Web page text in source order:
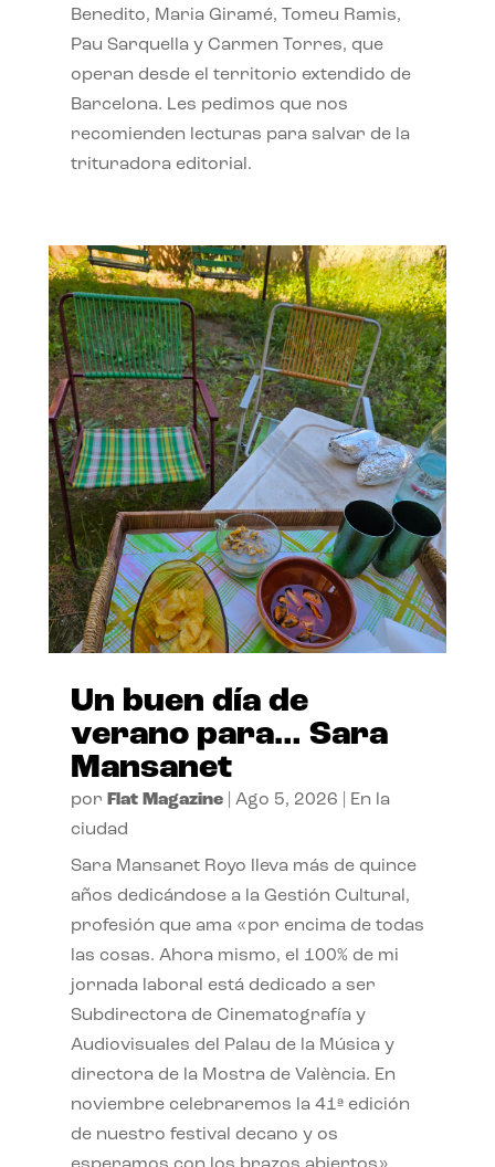
Benedito, Maria Giramé, Tomeu Ramis,
Pau Sarquella y Carmen Torres, que
operan desde el territorio extendido de
Barcelona. Les pedimos que nos
recomienden lecturas para salvar de la
trituradora editorial.
Un buen día de
verano para… Sara
Mansanet
por Flat Magazine| Ago 5, 2026
En la
ciudad
Sara Mansanet Royo lleva más de quince
años dedicándose a la Gestión Cultural,
profesión que ama «por encima de todas
las cosas. Ahora mismo, el 100% de mi
jornada laboral está dedicado a ser
Subdirectora de Cinematografía y
Audiovisuales del Palau de la Música y
directora de la Mostra de València. En
noviembre celebraremos la 41ª edición
de nuestro festival decano y os